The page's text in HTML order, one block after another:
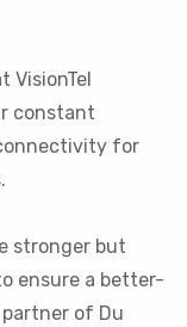
VisionTel
constant
for
stronger but
ensure a better-
of Du